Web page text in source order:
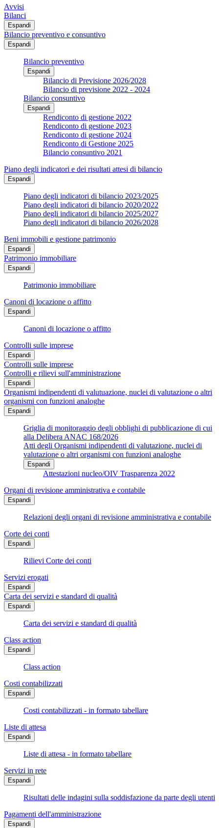
Avvisi
Bilanci
Espandi
Bilancio preventivo e consuntivo
Espandi
Bilancio preventivo
Espandi
Bilancio di Previsione 2026/2028
Bilancio di previsione 2022 - 2024
Bilancio consuntivo
Espandi
Rendiconto di gestione 2022
Rendiconto di gestione 2023
Rendiconto di gestione 2024
Rendiconto di Gestione 2025
Bilancio consuntivo 2021
Piano degli indicatori e dei risultati attesi di bilancio
Espandi
Piano degli indicatori di bilancio 2023/2025
Piano degli indicatori di bilancio 2020/2022
Piano degli indicatori di bilancio 2025/2027
Piano degli indicatori di bilancio 2026/2028
Beni immobili e gestione patrimonio
Espandi
Patrimonio immobiliare
Espandi
Patrimonio immobiliare
Canoni di locazione o affitto
Espandi
Canoni di locazione o affitto
Controlli sulle imprese
Espandi
Controlli sulle imprese
Controlli e rilievi sull'amministrazione
Espandi
Organismi indipendenti di valutuazione, nuclei di valutazione o altri
organismi con funzioni analoghe
Espandi
Griglia di monitoraggio degli obblighi di pubblicazione di cui
alla Delibera ANAC 168/2026
Atti degli Organismi indipendenti di valutazione, nuclei di
valutazione o altri organismi con funzioni analoghe
Espandi
Attestazioni nucleo/OIV Trasparenza 2022
Organi di revisione amministrativa e contabile
Espandi
Relazioni degli organi di revisione amministrativa e contabile
Corte dei conti
Espandi
Rilievi Corte dei conti
Servizi erogati
Espandi
Carta dei servizi e standard di qualità
Espandi
Carta dei servizi e standard di qualità
Class action
Espandi
Class action
Costi contabilizzati
Espandi
Costi contabilizzati - in formato tabellare
Liste di attesa
Espandi
Liste di attesa - in formato tabellare
Servizi in rete
Espandi
Risultati delle indagini sulla soddisfazione da parte degli utenti
Pagamenti dell'amministrazione
Espandi